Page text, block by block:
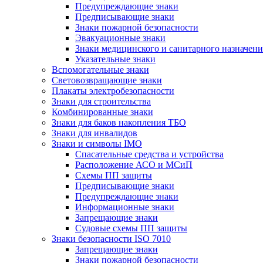
Предупреждающие знаки
Предписывающие знаки
Знаки пожарной безопасности
Эвакуационные знаки
Знаки медицинского и санитарного
Указательные знаки
Вспомогательные знаки
Световозвращающие знаки
Плакаты электробезопасности
Знаки для строительства
Комбинированные знаки
Знаки для баков накопления ТБО
Знаки для инвалидов
Знаки и символы IMO
Спасательные средства и устройства
Расположение АСО и МСиП
Схемы ПП защиты
Предписывающие знаки
Предупреждающие знаки
Информационные знаки
Запрещающие знаки
Судовые схемы ПП защиты
Знаки безопасности ISO 7010
Запрещающие знаки
Знаки пожарной безопасности